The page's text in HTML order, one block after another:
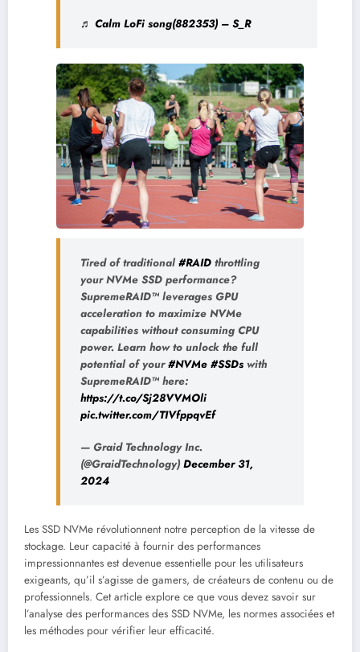
♬ Calm LoFi song(882353) – S_R
Tired of traditional #RAID throttling
your NVMe SSD performance?
SupremeRAID™ leverages GPU
acceleration to maximize NVMe
capabilities without consuming CPU
power. Learn how to unlock the full
potential of your#NVMe #SSDs with
SupremeRAID™ here:
https://t.co/Sj28VVMOli
pic.twitter.com/TIVfppqvEf
— Graid Technology Inc.
(@GraidTechnology) December 31,
2024
Les SSD NVMe révolutionnent notre perception de la vitesse de
stockage. Leur capacité à fournir des performances
impressionnantes est devenue essentielle pour les utilisateurs
exigeants, qu’il s’agisse de gamers, de créateurs de contenu ou de
professionnels. Cet article explore ce que vous devez savoir sur
l’analyse des performances des SSD NVMe, les normes associées et
les méthodes pour vérifier leur efficacité.